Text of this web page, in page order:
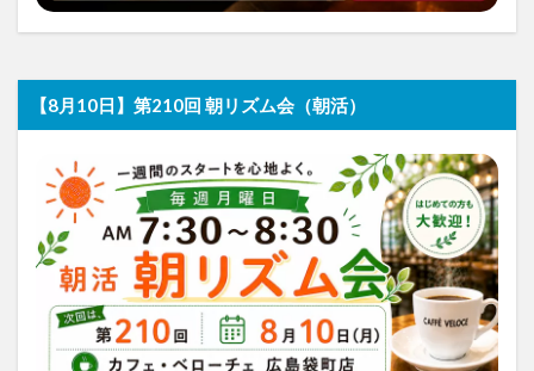
【8月10日】第210回 朝リズム会（朝活）